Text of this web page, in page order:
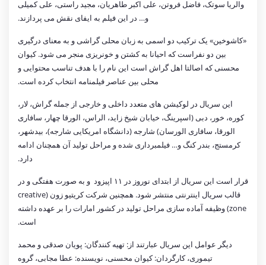
والریا سوتک، فاضل فروتن، علی اکبر طاهریان، مجید راستی، علی کمیلی
و… در این فیلم به ایفای نقش می پردازند.
‎«کاشوخین» یک ترکیب دو اسمی به زبان محلی گراشی و به معنای درگیری
بین دو نفراست که احیانا به کشتن و خونریزی منجر می شود. کیوان
محسنی که اصالتا اهل گراش است این نام را با هدف تناسب محتوایی و
محلی بین عناصر فیلمنامه انتخاب کرده است.
‎این سریال در لوکیشن های متعدد داخلی و خارجی از جمله گراش، لار،
کوره، خور، دبی (اسپرینگ، خیابان شیخ زاید، الراس، الورقا چهار، سافاری
الورقا، سافاری الورسان) شارجه (دانشگاه امریکایی شارجه)، بیدشهر،
کرمستج، بندر کنگ و… فیلمبرداری شده و مراحل تولید آن همچنان ادامه
دارد.
‎قرار است این سریال از ابتدای نوروز در ۱۱ اپیزود و به صورت هفتگی و در
قالب سریال اینترنتی منتشر شود. همچنین شرکت کریتیو زون (creative
zone) وظیفه آماده سازی مراحل تولید در کشور امارات را بر عهده داشته
است.
دیگر عوامل این سریال عبارتند از: تهیه کنندگان: پویان صدقی و محمد
تیموری، کارگردان: کیوان محسنی، نویسنده: عطا مجابی، گروه